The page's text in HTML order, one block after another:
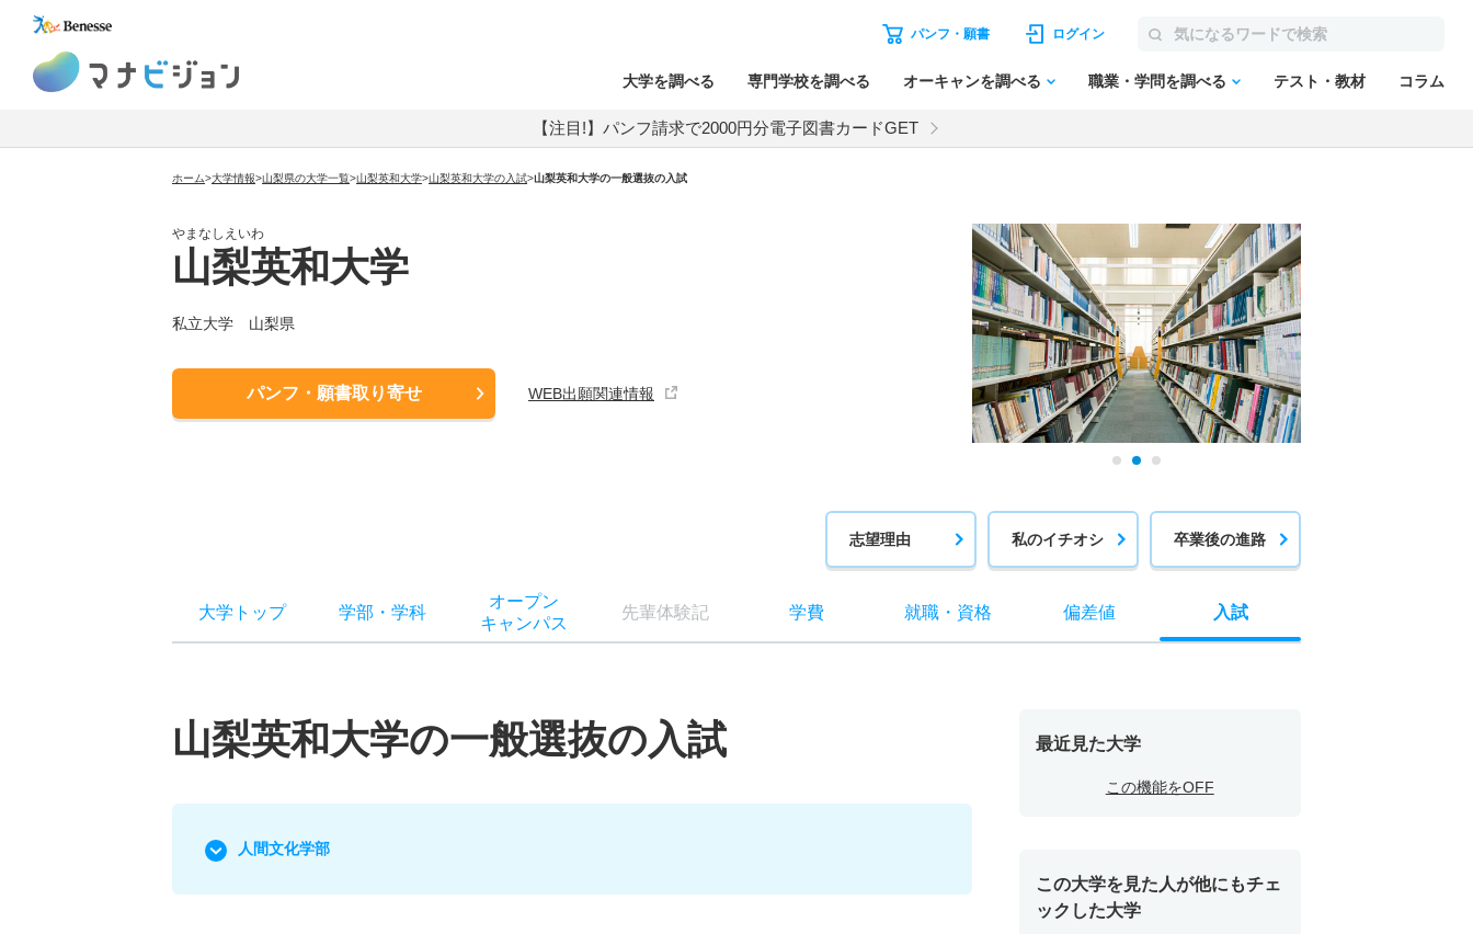
パンフ・願書 ログイン
大学を調べる 専門学校を調べる オーキャンを調べる 職業・学問を調べる テスト・教材 コラム
【注目!】パンフ請求で2000円分電子図書カードGET
ホーム>大学情報>山梨県の大学一覧>山梨英和大学>山梨英和大学の入試>山梨英和大学の一般選抜の入試
やまなしえいわ
山梨英和大学
私立大学 山梨県
パンフ・願書取り寄せ WEB出願関連情報
志望理由 私のイチオシ 卒業後の進路
大学トップ 学部 ・ 学科
オープン
キャンパス
先輩体験記 学費 就職・ 資格 偏差値 入試
山梨英和大学の一般選抜の入試
人間文化学部
最近見た大学
この機能をOFF
この大学を見た人が他にもチェ
ックした大学